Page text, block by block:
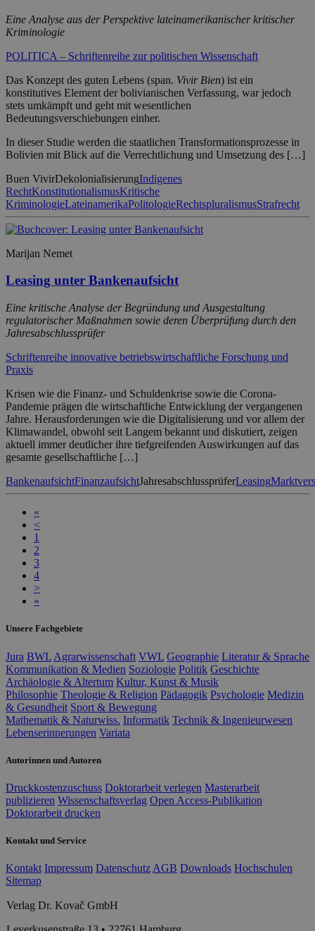
Eine Analyse aus der Perspektive lateinamerikanischer kritischer
Kriminologie
POLITICA – Schriftenreihe zur politischen Wissenschaft
Das Konzept des guten Lebens (span. Vivir Bien) ist ein
konstitutives Element der bolivianischen Verfassung, war jedoch
stets umkämpft und geht mit wesentlichen
Bedeutungsverschiebungen einher.
In dieser Studie werden die staatlichen Transformationsprozesse in
Bolivien mit Blick auf die Verrechtlichung und Umsetzung des […]
Buen VivirDekolonialisierungIndigenes
RechtKonstitutionalismusKritische
KriminologieLateinamerikaPolitologieRechtspluralismusStrafrecht
Marijan Nemet
Leasing unter Bankenaufsicht
Eine kritische Analyse der Begründung und Ausgestaltung
regulatorischer Maßnahmen sowie deren Überprüfung durch den
Jahresabschlussprüfer
Schriftenreihe innovative betriebswirtschaftliche Forschung und
Praxis
Krisen wie die Finanz- und Schuldenkrise sowie die Corona-
Pandemie prägen die wirtschaftliche Entwicklung der vergangenen
Jahre. Herausforderungen wie die Digitalisierung und vor allem der
Klimawandel, obwohl seit Langem bekannt und diskutiert, zeigen
aktuell immer deutlicher ihre tiefgreifenden Auswirkungen auf das
gesamte gesellschaftliche […]
BankenaufsichtFinanzaufsichtJahresabschlussprüferLeasing
«
<
1
2
3
4
>
»
Unsere Fachgebiete
Jura BWL Agrarwissenschaft VWL Geographie Literatur & Sprache
Kommunikation & Medien Soziologie Politik Geschichte
Archäologie & Altertum Kultur, Kunst & Musik
Philosophie Theologie & Religion Pädagogik Psychologie Medizin
& Gesundheit Sport & Bewegung
Mathematik & Naturwiss. Informatik Technik & Ingenieurwesen
Lebenserinnerungen Variata
Autorinnen und Autoren
Druckkostenzuschuss Doktorarbeit verlegen Masterarbeit
publizieren Wissenschaftsverlag Open Access-Publikation
Doktorarbeit drucken
Kontakt und Service
Kontakt Impressum Datenschutz AGB Downloads Hochschulen
Sitemap
Verlag Dr. Kovač GmbH